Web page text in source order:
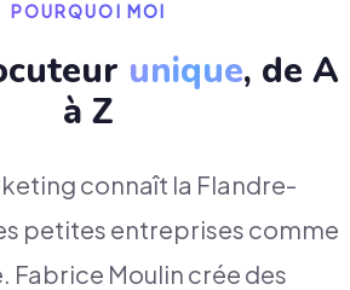
POURQUOI MOI
unique, de A
à Z
connaît la Flandre-
petites entreprises comme
Fabrice Moulin crée des